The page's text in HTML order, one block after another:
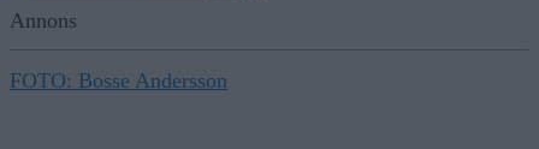
Annons
FOTO: Bosse Andersson